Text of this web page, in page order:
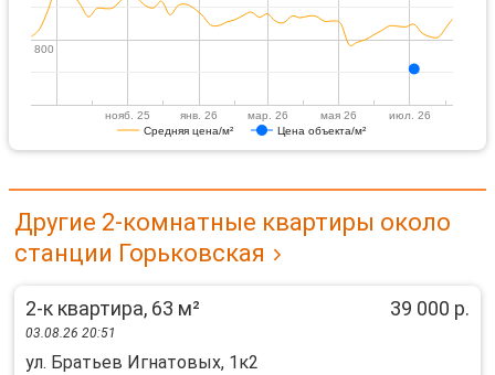
Средняя цена/м² Цена объекта/м²
нояб. 25 янв. 26 мар. 26 мая 26 июл. 26
800
800
Другие 2-комнатные квартиры около
станции Горьковская
2-к квартира, 63 м² 39 000 р.
03.08.26 20:51
ул. Братьев Игнатовых, 1к2